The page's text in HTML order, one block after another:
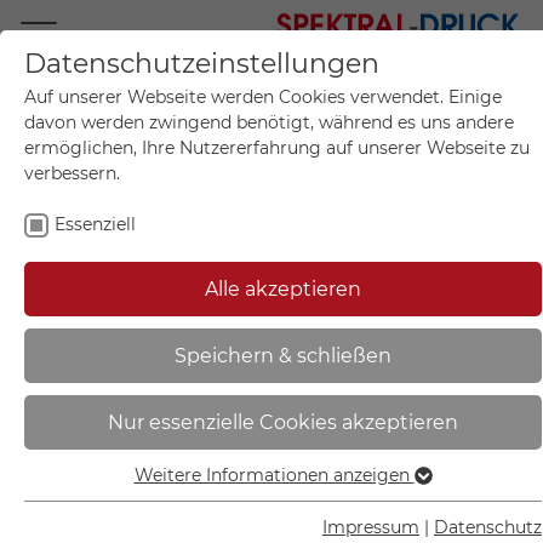
Mo.-Fr. 09:00-17:00
+49 (0)711 55 75 25
Mein Konto
Mein Warenkorb
Sie sind hier: Start
Hinweischild für
Betriebsanweisungen | Hier
hängen Betriebsanweisungen aus
(orange) - 43.1030
Datenschutzeinstellungen
Auf unserer Webseite werden Cookies verwendet. Einige
davon werden zwingend benötigt, während es uns andere
ermöglichen, Ihre Nutzererfahrung auf unserer Webseite zu
verbessern.
Essenziell
Alle akzeptieren
Speichern & schließen
Nur essenzielle Cookies akzeptieren
Essenziell
Essenzielle Cookies werden für grundlegende Funktionen
Weitere Informationen anzeigen
Impressum Datenschutz